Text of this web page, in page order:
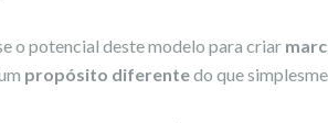
o potencial deste modelo para criar
propósito diferentedo que